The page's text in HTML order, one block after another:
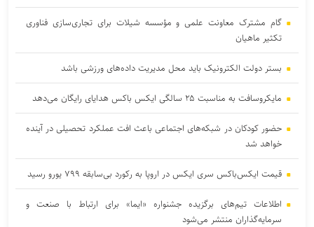
گام مشترک معاونت علمی و مؤسسه شیلات برای تجاری‌سازی فناوری
تکثیر ماهیان
بستر دولت الکترونیک باید محل مدیریت داده‌‌های ورزشی باشد
مایکروسافت به مناسبت ۲۵ سالگی ایکس باکس هدایای رایگان می‌دهد
حضور کودکان در شبکه‌های اجتماعی باعث افت عملکرد تحصیلی در آینده
خواهد شد
قیمت ایکس‌باکس سری ایکس در اروپا به رکورد بی‌سابقه ۷۹۹ یورو رسید
اطلاعات تیم‌های برگزیده جشنواره «ایما» برای ارتباط با صنعت و
سرمایه‌گذاران منتشر می‌شود